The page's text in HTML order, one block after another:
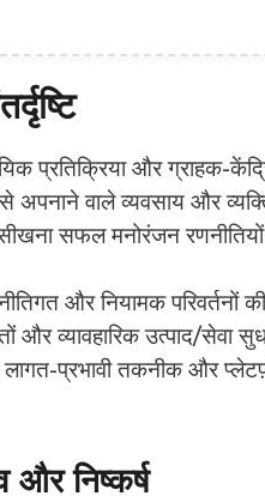
प्रतिक्रिया और ग्राहक-
वाले व्यवसाय और
सफल मनोरंजन
और नियामक परिवर्तनों
और व्यावहारिक उत्पाद/सेवा
प्रभावी तकनीक और
और निष्कर्ष